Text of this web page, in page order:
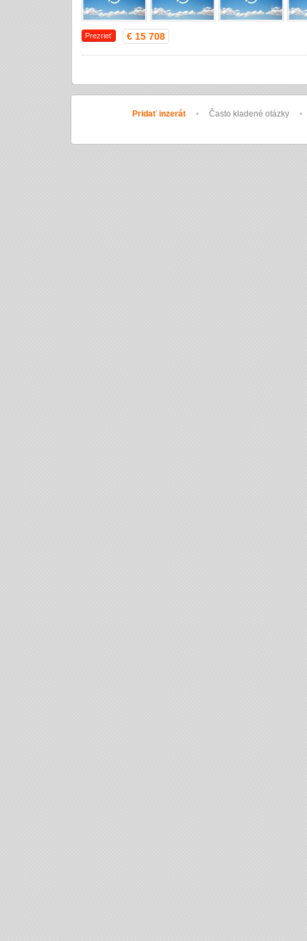
Prezrieť € 15 708
Pridať inzerát • Často kladené otázky •